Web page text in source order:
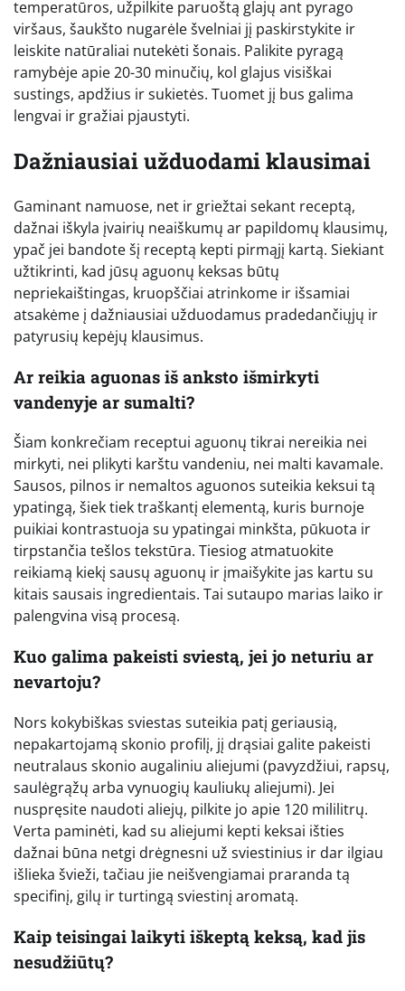
temperatūros, užpilkite paruoštą glajų ant pyrago
viršaus, šaukšto nugarėle švelniai jį paskirstykite ir
leiskite natūraliai nutekėti šonais. Palikite pyragą
ramybėje apie 20-30 minučių, kol glajus visiškai
sustings, apdžius ir sukietės. Tuomet jį bus galima
lengvai ir gražiai pjaustyti.
Dažniausiai užduodami klausimai
Gaminant namuose, net ir griežtai sekant receptą,
dažnai iškyla įvairių neaiškumų ar papildomų klausimų,
ypač jei bandote šį receptą kepti pirmąjį kartą. Siekiant
užtikrinti, kad jūsų aguonų keksas būtų
nepriekaištingas, kruopščiai atrinkome ir išsamiai
atsakėme į dažniausiai užduodamus pradedančiųjų ir
patyrusių kepėjų klausimus.
Ar reikia aguonas iš anksto išmirkyti
vandenyje ar sumalti?
Šiam konkrečiam receptui aguonų tikrai nereikia nei
mirkyti, nei plikyti karštu vandeniu, nei malti kavamale.
Sausos, pilnos ir nemaltos aguonos suteikia keksui tą
ypatingą, šiek tiek traškantį elementą, kuris burnoje
puikiai kontrastuoja su ypatingai minkšta, pūkuota ir
tirpstančia tešlos tekstūra. Tiesiog atmatuokite
reikiamą kiekį sausų aguonų ir įmaišykite jas kartu su
kitais sausais ingredientais. Tai sutaupo marias laiko ir
palengvina visą procesą.
Kuo galima pakeisti sviestą, jei jo neturiu ar
nevartoju?
Nors kokybiškas sviestas suteikia patį geriausią,
nepakartojamą skonio profilį, jį drąsiai galite pakeisti
neutralaus skonio augaliniu aliejumi (pavyzdžiui, rapsų,
saulėgrąžų arba vynuogių kauliukų aliejumi). Jei
nuspręsite naudoti aliejų, pilkite jo apie 120 mililitrų.
Verta paminėti, kad su aliejumi kepti keksai išties
dažnai būna netgi drėgnesni už sviestinius ir dar ilgiau
išlieka švieži, tačiau jie neišvengiamai praranda tą
specifinį, gilų ir turtingą sviestinį aromatą.
Kaip teisingai laikyti iškeptą keksą, kad jis
nesudžiūtų?